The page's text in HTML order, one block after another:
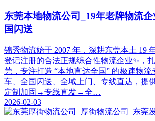
东莞本地物流公司_19年老牌物流
国闪送
锦秀物流始于 2007 年，深耕东莞本土 19
登记注册的合法正规综合性物流企业✨，
莞，专注打造 “本地直达全国” 的极速物
车、全国闪送、全域上门、专线直达，提
定制加固→专线直发→全…
2026-02-03